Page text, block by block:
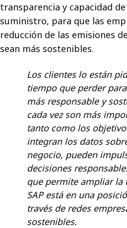
transparencia y capacidad
suministro, para que las
reducción de las emisiones
sean más sostenibles.
Los clientes lo están
tiempo que perder
más responsable y
cada vez son más
tanto como los
integran los datos
negocio, pueden
decisiones
que permite ampliar la
SAP está en una
través de redes
sostenibles.